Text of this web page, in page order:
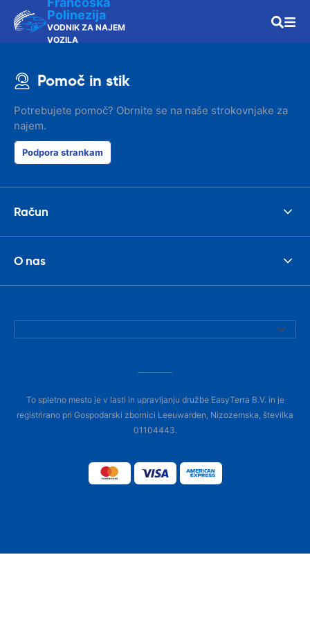
Polinezija
VODNIK ZA NAJEM
VOZILA
Pomoč in stik
Potrebujete pomoč? Obrnite se na naše strokovnjake za
najem.
Podpora strankam
Račun
O nas
To spletno mesto je v lasti in upravljanju družbe EasyTerra B.V. in je
registrirano pri Gospodarski zbornici Leeuwarden, Nizozemska, številka
01104443.